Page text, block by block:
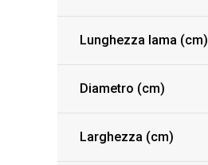
Lunghezza lama (cm)
Diametro (cm)
Larghezza (cm)